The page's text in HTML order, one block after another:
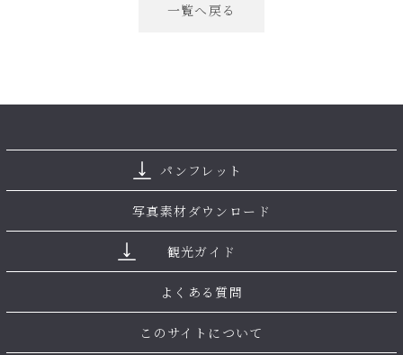
一覧へ戻る
パンフレット
写真素材ダウンロード
観光ガイド
よくある質問
このサイトについて